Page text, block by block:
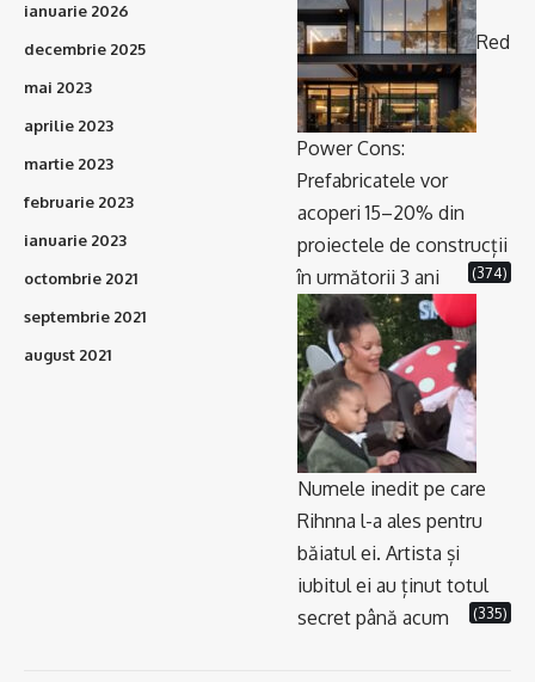
ianuarie 2026
decembrie 2025
mai 2023
aprilie 2023
martie 2023
februarie 2023
ianuarie 2023
octombrie 2021
septembrie 2021
august 2021
Red
Power Cons:
Prefabricatele vor
acoperi 15–20% din
proiectele de construcții
în următorii 3 ani
(374)
Numele inedit pe care
Rihnna l-a ales pentru
băiatul ei. Artista și
iubitul ei au ținut totul
secret până acum
(335)